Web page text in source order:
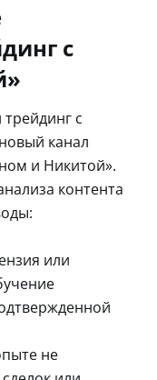
с
с
канал
и Никитой».
контента
или
не